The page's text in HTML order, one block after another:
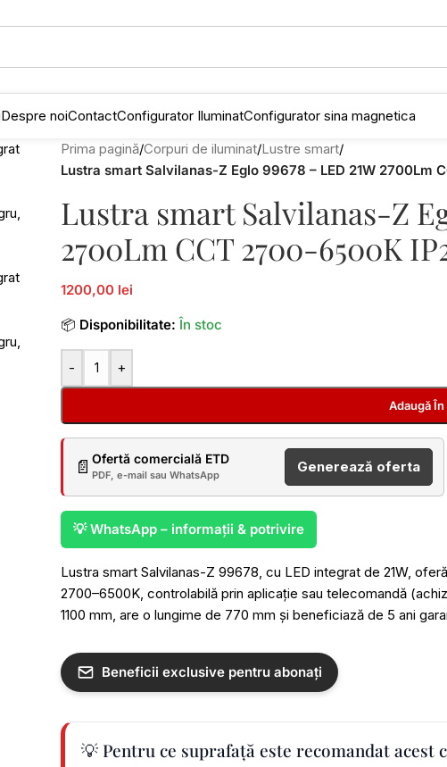
Despre noiContactConfigurator IluminatConfigurator sina magnetica
Prima pagină/Corpuri de iluminat/Lustre smart/
Lustra smart Salvilanas-Z Eglo 99678 – LED 21W 2700Lm
Lustra smart Salvilanas-Z
2700Lm CCT 2700-6500K
1200,00 lei
📦 Disponibilitate: În stoc
- +
Adaugă În
📄 Ofertă comercială ETD
PDF, e-mail sau WhatsApp Generează oferta
💡 WhatsApp – informații & potrivire
Lustra smart Salvilanas-Z 99678, cu LED integrat de 21W,
2700–6500K, controlabilă prin aplicație sau telecomandă
1100 mm, are o lungime de 770 mm și beneficiază de 5 ani
Beneficii exclusive pentru abonați
💡 Pentru ce suprafață este recomandat acest